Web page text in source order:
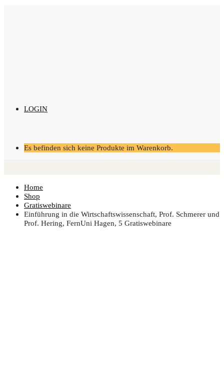
LOGIN
Es befinden sich keine Produkte im Warenkorb.
Home
Shop
Gratiswebinare
Ein­füh­rung in die Wirt­schafts­wis­sen­schaft, Prof. Schme­rer und
Prof. Hering, Fern­Uni Hagen, 5 Gratiswebinare